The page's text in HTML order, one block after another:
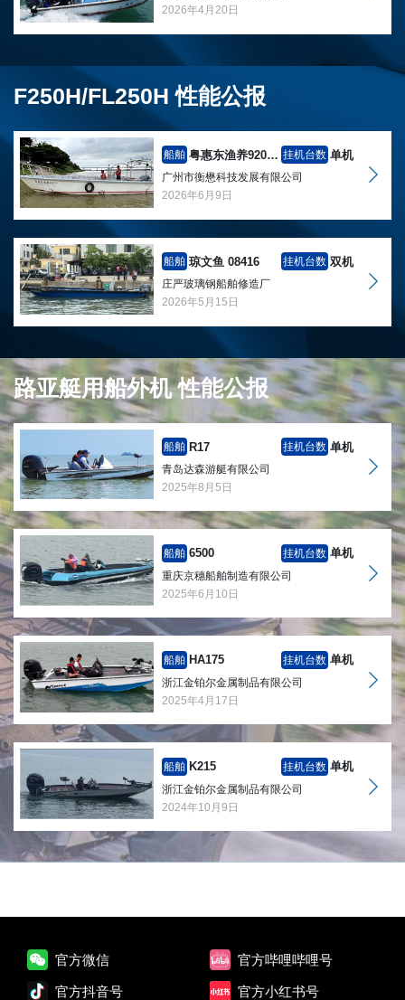
2026年4月20日
F250H/FL250H 性能公报
船舶 粤惠东渔养92011 挂机台数 单机
广州市衡懋科技发展有限公司
2026年6月9日
船舶 琼文鱼 08416 挂机台数 双机
庄严玻璃钢船舶修造厂
2026年5月15日
路亚艇用船外机 性能公报
船舶 R17 挂机台数 单机
青岛达森游艇有限公司
2025年8月5日
船舶 6500 挂机台数 单机
重庆京穗船舶制造有限公司
2025年6月10日
船舶 HA175 挂机台数 单机
浙江金铂尔金属制品有限公司
2025年4月17日
船舶 K215 挂机台数 单机
浙江金铂尔金属制品有限公司
2024年10月9日
官方微信 官方哔哩哔哩号
官方抖音号 官方小红书号